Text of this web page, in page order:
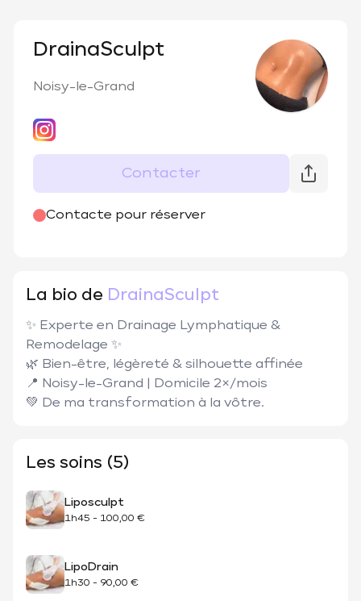
DrainaSculpt
Noisy-le-Grand
Contacter
Contacte pour réserver
@drainasculpt
La bio de DrainaSculpt
✨ Experte en Drainage Lymphatique &
Remodelage ✨
🌿 Bien-être, légèreté & silhouette affinée
📍 Noisy-le-Grand | Domicile 2×/mois
Les soins (5)
Liposculpt
1h45 - 100,00 €
LipoDrain
1h30 - 90,00 €